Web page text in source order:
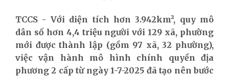
TCCS - Với diện tích hơn 3.942km², quy mô
dân số hơn 4,4 triệu người với 129 xã, phường
mới được thành lập (gồm 97 xã, 32 phường),
việc vận hành mô hình chính quyền địa
phương 2 cấp từ ngày 1-7-2025 đã tạo nên bước